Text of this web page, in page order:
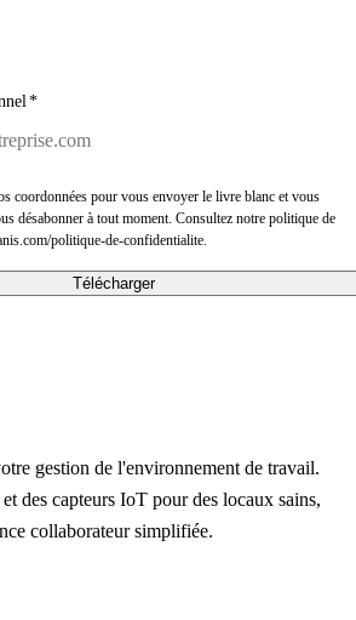
*
coordonnées pour vous envoyer le livre blanc et vous
désabonner à tout moment. Consultez notre politique de
politique-de-confidentialite.
Télécharger
gestion de l'environnement de travail.
des capteurs IoT pour des locaux sains,
collaborateur simplifiée.